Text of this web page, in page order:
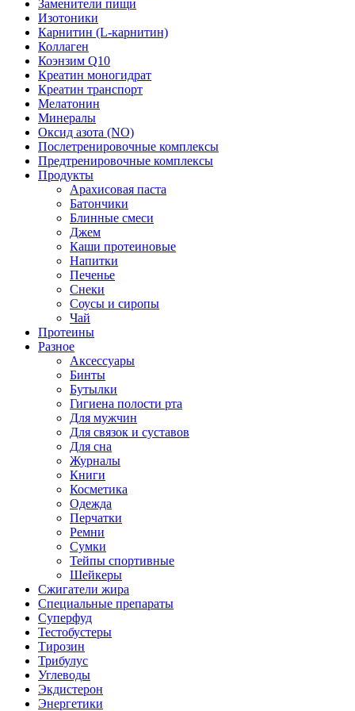
Заменители пищи
Изотоники
Карнитин (L-карнитин)
Коллаген
Коэнзим Q10
Креатин моногидрат
Креатин транспорт
Мелатонин
Минералы
Оксид азота (NO)
Послетренировочные комплексы
Предтренировочные комплексы
Продукты
Арахисовая паста
Батончики
Блинные смеси
Джем
Каши протеиновые
Напитки
Печенье
Снеки
Соусы и сиропы
Чай
Протеины
Разное
Аксессуары
Бинты
Бутылки
Гигиена полости рта
Для мужчин
Для связок и суставов
Для сна
Журналы
Книги
Косметика
Одежда
Перчатки
Ремни
Сумки
Тейпы спортивные
Шейкеры
Сжигатели жира
Специальные препараты
Суперфуд
Тестобустеры
Тирозин
Трибулус
Углеводы
Экдистерон
Энергетики